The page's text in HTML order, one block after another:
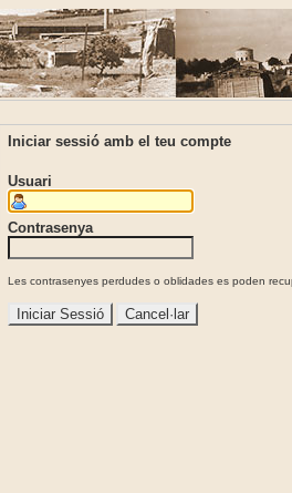
Iniciar sessió amb el teu compte
Usuari
Contrasenya
Les contrasenyes perdudes o oblidades es poden